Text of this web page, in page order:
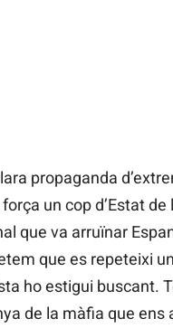
propaganda
un cop d’Estat de
que va arruïnar
que es repeteixi
ho estigui buscant.
de la màfia que ens